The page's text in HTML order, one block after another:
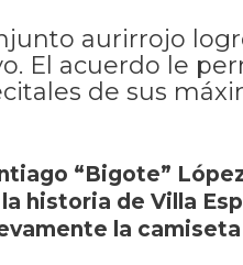
aurirrojo
El acuerdo le
de sus
“Bigote”
historia de Villa
la